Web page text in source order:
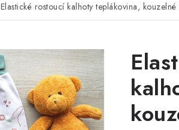
Elastické rostoucí kalhoty teplákovina,